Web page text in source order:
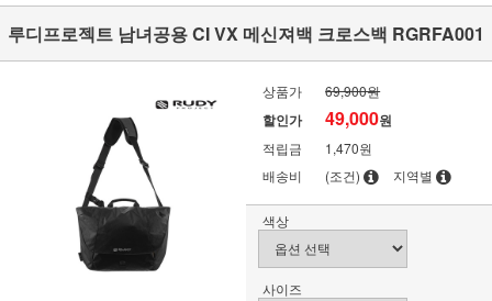
루디프로젝트 남녀공용 CI VX 메신져백 크로스백 RGRFA001
상품가 69,900원
할인가 49,000원
적립금
1,470원
배송비
(조건) 지역별
색상
사이즈